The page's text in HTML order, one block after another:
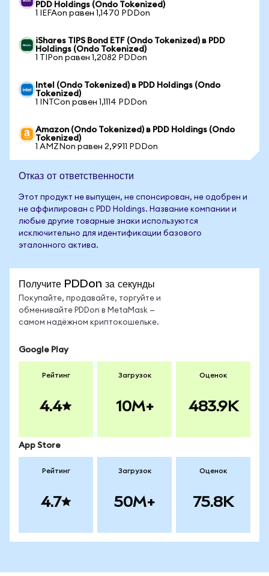
PDD Holdings (Ondo Tokenized)
1 IEFAon равен 1,1470 PDDon
iShares TIPS Bond ETF (Ondo Tokenized) в PDD
Holdings (Ondo Tokenized)
1 TIPon равен 1,2082 PDDon
Intel (Ondo Tokenized) в PDD Holdings (Ondo
Tokenized)
1 INTCon равен 1,1114 PDDon
Amazon (Ondo Tokenized) в PDD Holdings (Ondo
Tokenized)
1 AMZNon равен 2,9911 PDDon
Отказ от ответственности
Этот продукт не выпущен, не спонсирован, не одобрен и
не аффилирован с PDD Holdings. Название компании и
любые другие товарные знаки используются
исключительно для идентификации базового
эталонного актива.
Получите PDDon за секунды
Покупайте, продавайте, торгуйте и
обменивайте PDDon в MetaMask —
самом надёжном криптокошельке.
Google Play
Рейтинг
4.4
Загрузок
10M+
Оценок
483.9K
App Store
Рейтинг
4.7
Загрузок
50M+
Оценок
75.8K